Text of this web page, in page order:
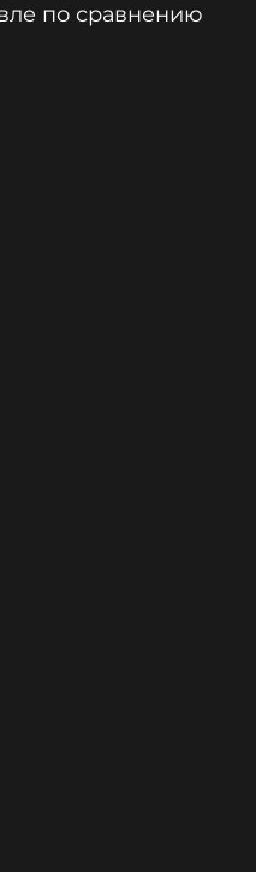
по сравнению